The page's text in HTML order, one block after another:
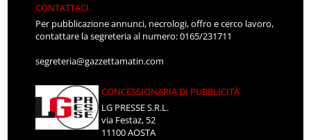
CONTATTACI
Per pubblicazione annunci, necrologi, offro e cerco lavoro,
contattare la segreteria al numero: 0165/231711
segreteria@gazzettamatin.com
CONCESSIONARIA DI PUBBLICITÀ
LG PRESSE S.R.L.
via Festaz, 52
11100 AOSTA